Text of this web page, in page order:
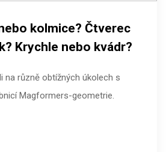
kolmice? Čtverec
Krychle nebo kvádr?
na různě obtížných úkolech s
Magformers-geometrie.